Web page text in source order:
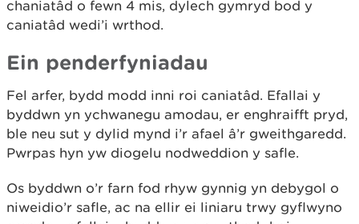
chaniatâd o fewn 4 mis, dylech gymryd bod y
caniatâd wedi’i wrthod.
Ein penderfyniadau
Fel arfer, bydd modd inni roi caniatâd. Efallai y
byddwn yn ychwanegu amodau, er enghraifft pryd,
ble neu sut y dylid mynd i’r afael â’r gweithgaredd.
Pwrpas hyn yw diogelu nodweddion y safle.
Os byddwn o’r farn fod rhyw gynnig yn debygol o
niweidio’r safle, ac na ellir ei liniaru trwy gyflwyno